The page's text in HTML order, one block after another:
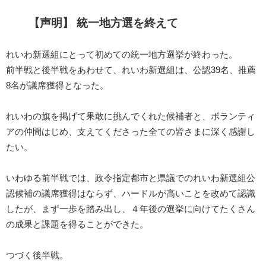
【声明】 統一地方選を終えて
れいわ新選組にとって初めての統一地方選挙が終わった。
前半戦と後半戦をあわせて、れいわ新選組は、公認39名、推薦
8名が議席獲得となった。
れいわの旗を掲げて果敢に挑んでくれた候補者と、ボランティ
アの仲間はじめ、支えてくださった全ての皆さまに深く感謝し
たい。
いわゆる前半戦では、政令指定都市と県議でのれいわ新選組公
認候補の議席獲得はならず、ハードルが高いことを改めて認識
したが、まず一歩を踏み出し、４年後の選挙に向けてたくさん
の成果と課題を得ることができた。
つづく後半戦。